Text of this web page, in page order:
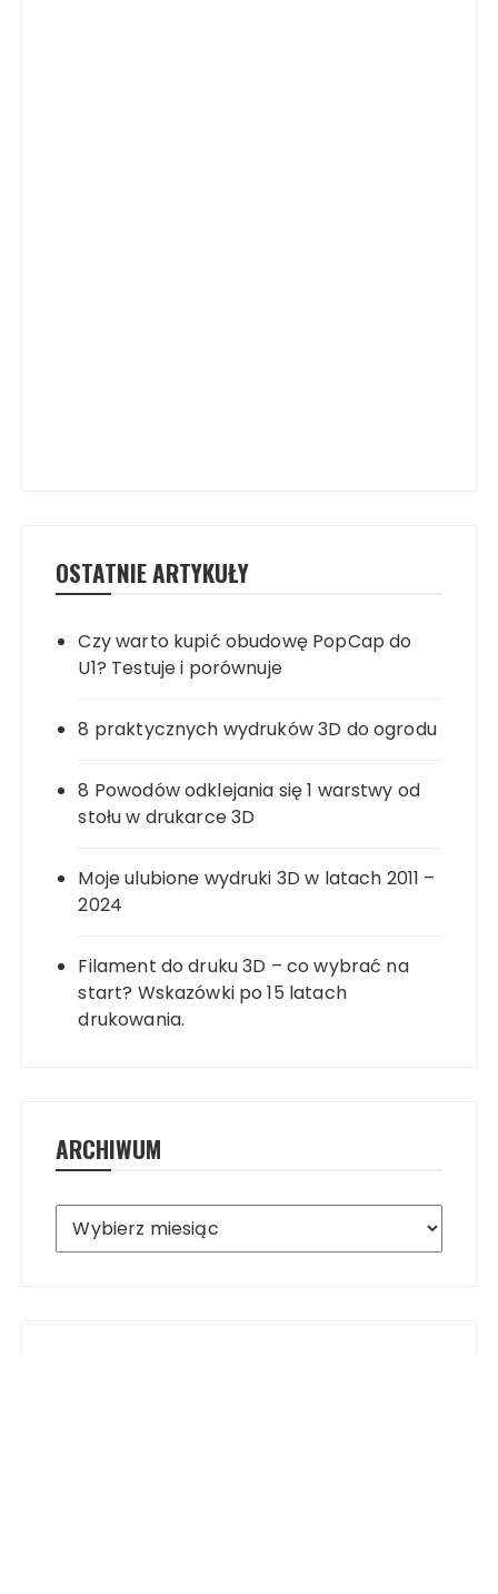
OSTATNIE ARTYKUŁY
Czy warto kupić obudowę PopCap do
U1? Testuje i porównuje
8 praktycznych wydruków 3D do ogrodu
8 Powodów odklejania się 1 warstwy od
stołu w drukarce 3D
Moje ulubione wydruki 3D w latach 2011 –
2024
Filament do druku 3D – co wybrać na
start? Wskazówki po 15 latach
drukowania.
ARCHIWUM
Archiwum